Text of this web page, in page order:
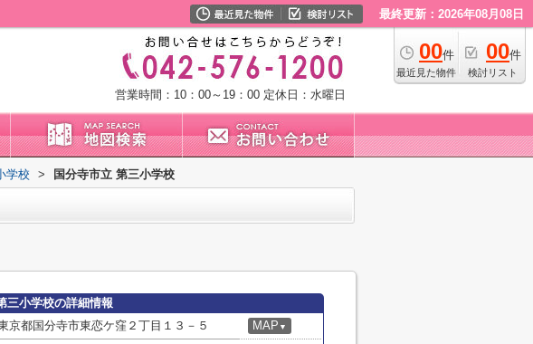
最終更新：2026年08月08日
00件
最近見た物件
00件
検討リスト
営業時間：10：00～19：00 定休日：水曜日
学校 > 国分寺市立 第三小学校
三小学校の詳細情報
京都国分寺市東恋ケ窪２丁目１３－５ MAP ▼